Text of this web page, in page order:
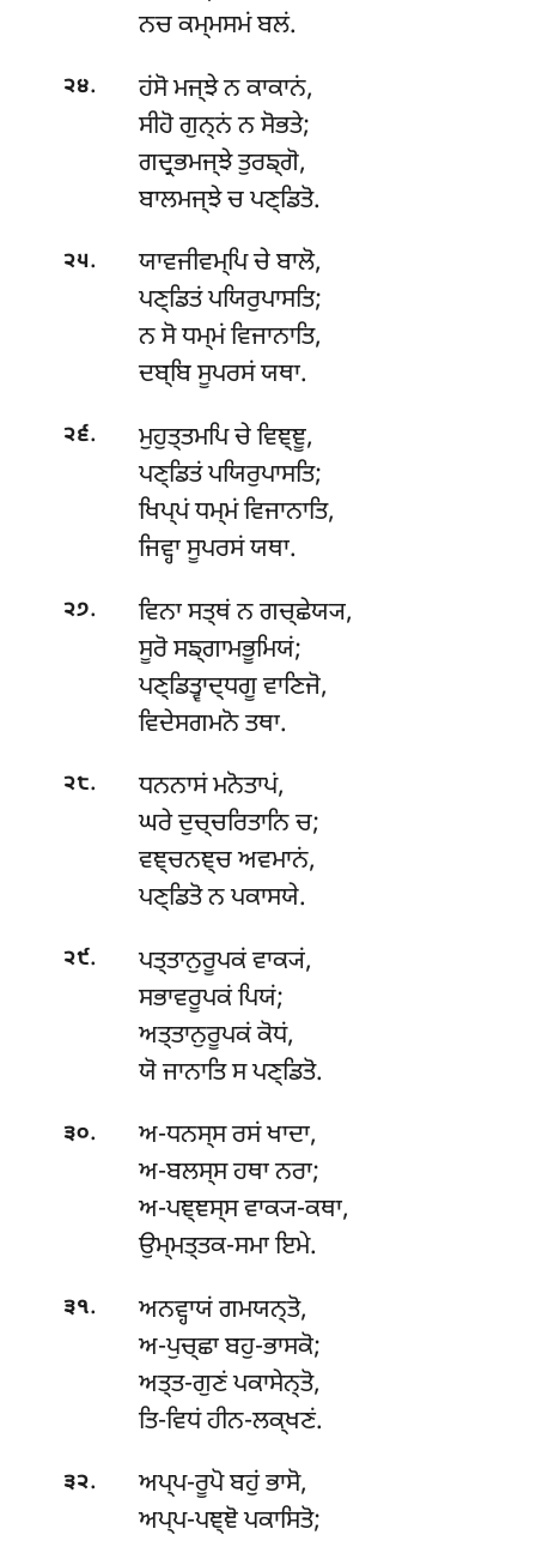
ਨਚ ਕਮ੍ਮਸਮਂ ਬਲਂ.
੨੪.
ਹਂਸੋ ਮਜ੍ਝੇ ਨ ਕਾਕਾਨਂ,
ਸੀਹੋ ਗੁਨ੍ਨਂ ਨ ਸੋਭਤੇ;
ਗਦ੍ਰਭਮਜ੍ਝੇ ਤੁਰਙ੍ਗੋ,
ਬਾਲਮਜ੍ਝੇ ਚ ਪਣ੍ਡਿਤੋ.
੨੫.
ਯਾਵਜੀਵਮ੍ਪਿ ਚੇ ਬਾਲੋ,
ਪਣ੍ਡਿਤਂ ਪਯਿਰੁਪਾਸਤਿ;
ਨ ਸੋ ਧਮ੍ਮਂ ਵਿਜਾਨਾਤਿ,
ਦਬ੍ਬਿ ਸੂਪਰਸਂ ਯਥਾ.
੨੬.
ਮੁਹੁਤ੍ਤਮਪਿ ਚੇ ਵਿਞ੍ਞੂ,
ਪਣ੍ਡਿਤਂ ਪਯਿਰੁਪਾਸਤਿ;
ਖਿਪ੍ਪਂ ਧਮ੍ਮਂ ਵਿਜਾਨਾਤਿ,
ਜਿਵ੍ਹਾ ਸੂਪਰਸਂ ਯਥਾ.
੨੭.
ਵਿਨਾ ਸਤ੍ਥਂ ਨ ਗਚ੍ਛੇਯ੍ਯ,
ਸੂਰੋ ਸਙ੍ਗਾਮਭੂਮਿਯਂ;
ਪਣ੍ਡਿਤ੍ਵਾਦ੍ਧਗੂ ਵਾਣਿਜੋ,
ਵਿਦੇਸਗਮਨੋ ਤਥਾ.
੨੮.
ਧਨਨਾਸਂ ਮਨੋਤਾਪਂ,
ਘਰੇ ਦੁਚ੍ਚਰਿਤਾਨਿ ਚ;
ਵਞ੍ਚਨਞ੍ਚਅਵਮਾਨਂ,
ਪਣ੍ਡਿਤੋ ਨ ਪਕਾਸਯੇ.
੨੯.
ਪਤ੍ਤਾਨੁਰੂਪਕਂ ਵਾਕ੍ਯਂ,
ਸਭਾਵਰੂਪਕਂ ਪਿਯਂ;
ਅਤ੍ਤਾਨੁਰੂਪਕਂ ਕੋਧਂ,
ਯੋ ਜਾਨਾਤਿ ਸ ਪਣ੍ਡਿਤੋ.
੩੦.
ਅ-ਧਨਸ੍ਸ ਰਸਂ ਖਾਦਾ,
ਅ-ਬਲਸ੍ਸ ਹਥਾ ਨਰਾ;
ਅ-ਪਞ੍ਞਸ੍ਸ ਵਾਕ੍ਯ-ਕਥਾ,
ਉਮ੍ਮਤ੍ਤਕ-ਸਮਾ ਇਮੇ.
੩੧.
ਅਨਵ੍ਹਾਯਂ ਗਮਯਨ੍ਤੋ,
ਅ-ਪੁਚ੍ਛਾ ਬਹੁ-ਭਾਸਕੋ;
ਅਤ੍ਤ-ਗੁਣਂ ਪਕਾਸੇਨ੍ਤੋ,
ਤਿ-ਵਿਧਂ ਹੀਨ-ਲਕ੍ਖਣਂ.
੩੨.
ਅਪ੍ਪ-ਰੂਪੋ ਬਹੁਂ ਭਾਸੋ,
ਅਪ੍ਪ-ਪਞ੍ਞੋ ਪਕਾਸਿਤੋ;